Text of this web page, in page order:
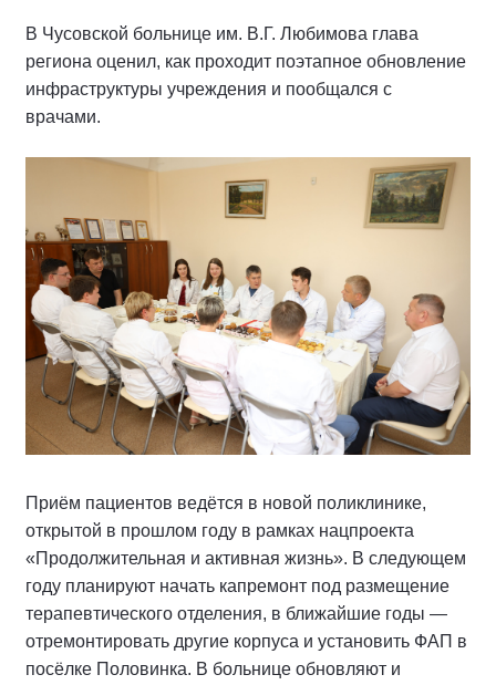
В Чусовской больнице им. В.Г. Любимова глава
региона оценил, как проходит поэтапное обновление
инфраструктуры учреждения и пообщался с
врачами.
Приём пациентов ведётся в новой поликлинике,
открытой в прошлом году в рамках нацпроекта
«Продолжительная и активная жизнь». В следующем
году планируют начать капремонт под размещение
терапевтического отделения, в ближайшие годы —
отремонтировать другие корпуса и установить ФАП в
посёлке Половинка. В больнице обновляют и